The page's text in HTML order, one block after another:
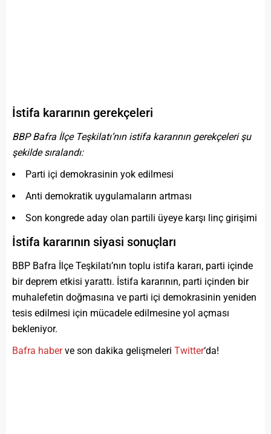
İstifa kararının gerekçeleri
BBP Bafra İlçe Teşkilatı’nın istifa kararının gerekçeleri şu
şekilde sıralandı:
Parti içi demokrasinin yok edilmesi
Anti demokratik uygulamaların artması
Son kongrede aday olan partili üyeye karşı linç girişimi
İstifa kararının siyasi sonuçları
BBP Bafra İlçe Teşkilatı’nın toplu istifa kararı, parti içinde
bir deprem etkisi yarattı. İstifa kararının, parti içinden bir
muhalefetin doğmasına ve parti içi demokrasinin yeniden
tesis edilmesi için mücadele edilmesine yol açması
bekleniyor.
Bafra haberve son dakika gelişmeleri Twitter‘da!